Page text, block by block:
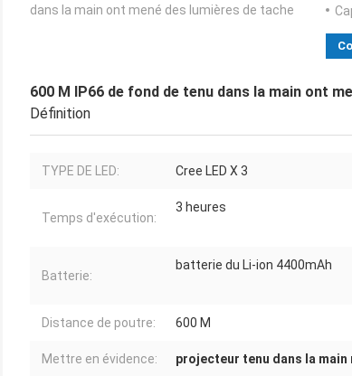
dans la main ont mené des lumières de tache
600 M IP66 de fond de tenu dans la main ont
Définition
TYPE DE LED: Cree LED X 3
Temps d'exécution:
3 heures
Batterie:
batterie du Li-ion 4400mAh
Distance de poutre: 600 M
Mettre en évidence: projecteur tenu dans la main